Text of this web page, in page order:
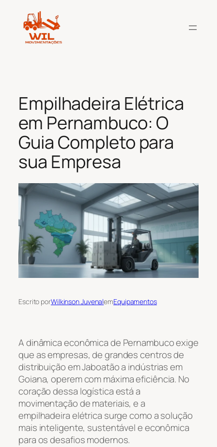
conteúdo
Empilhadeira Elétrica
em Pernambuco: O
Guia Completo para
sua Empresa
Escrito porWilkinson JuvenalemEquipamentos
A dinâmica econômica de Pernambuco exige
que as empresas, de grandes centros de
distribuição em Jaboatão a indústrias em
Goiana, operem com máxima eficiência. No
coração dessa logística está a
movimentação de materiais, e a
empilhadeira elétrica surge como a solução
mais inteligente, sustentável e econômica
para os desafios modernos.